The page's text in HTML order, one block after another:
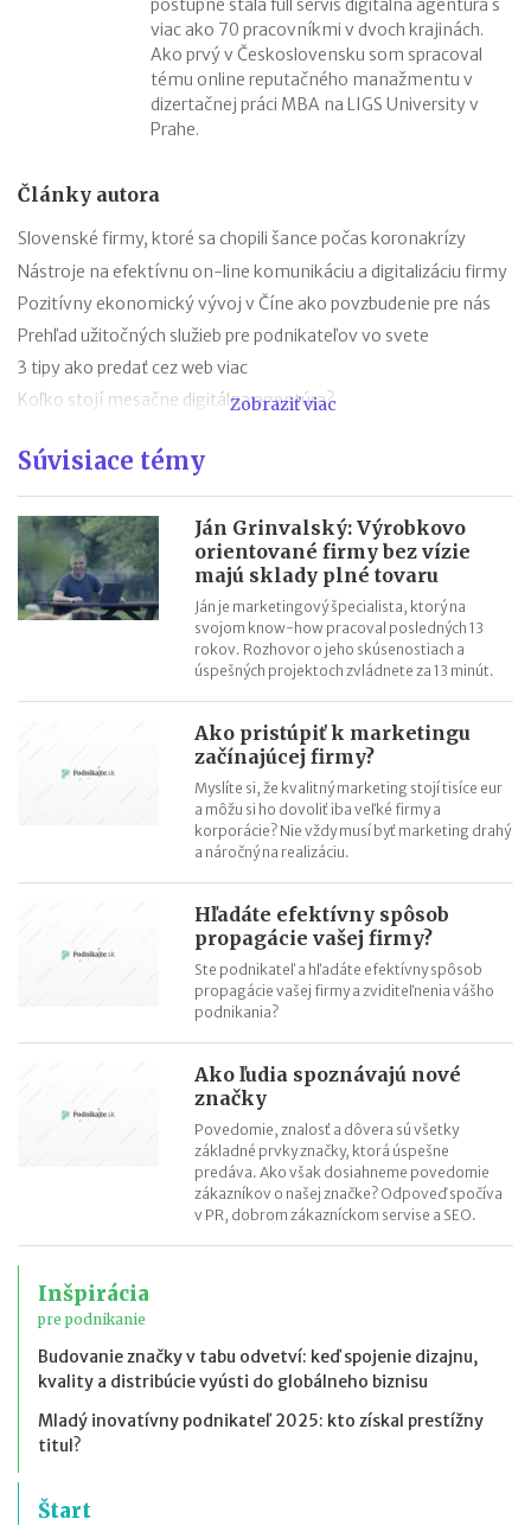
postupne stala full servis digitálna agentúra s
viac ako 70 pracovníkmi v dvoch krajinách.
Ako prvý v Československu som spracoval
tému online reputačného manažmentu v
dizertačnej práci MBA na LIGS University v
Prahe.
Články autora
Slovenské firmy, ktoré sa chopili šance počas koronakrízy
Nástroje na efektívnu on-line komunikáciu a digitalizáciu firmy
Pozitívny ekonomický vývoj v Číne ako povzbudenie pre nás
Prehľad užitočných služieb pre podnikateľov vo svete
3 tipy ako predať cez web viac
Koľko stojí mesačne digitálna agentúra?
9 šablón, ktoré Vám uľahčia prácu v online marketingu
Budovanie značky pomocou internetu
Personalizácia v digitálnom marketingu v roku 2020
Zobraziť viac
Súvisiace témy
Ján Grinvalský: Výrobkovo
orientované firmy bez vízie
majú sklady plné tovaru
Ján je marketingový špecialista, ktorý na
svojom know-how pracoval posledných 13
rokov. Rozhovor o jeho skúsenostiach a
úspešných projektoch zvládnete za 13 minút.
Ako pristúpiť k marketingu
začínajúcej firmy?
Myslíte si, že kvalitný marketing stojí tisíce eur
a môžu si ho dovoliť iba veľké firmy a
korporácie? Nie vždy musí byť marketing drahý
a náročný na realizáciu.
Hľadáte efektívny spôsob
propagácie vašej firmy?
Ste podnikateľ a hľadáte efektívny spôsob
propagácie vašej firmy a zviditeľnenia vášho
podnikania?
Ako ľudia spoznávajú nové
značky
Povedomie, znalosť a dôvera sú všetky
základné prvky značky, ktorá úspešne
predáva. Ako však dosiahneme povedomie
zákazníkov o našej značke? Odpoveď spočíva
v PR, dobrom zákazníckom servise a SEO.
Inšpirácia
pre podnikanie
Budovanie značky v tabu odvetví: keď spojenie dizajnu,
kvality a distribúcie vyústi do globálneho biznisu
Mladý inovatívny podnikateľ 2025: kto získal prestížny
titul?
Štart